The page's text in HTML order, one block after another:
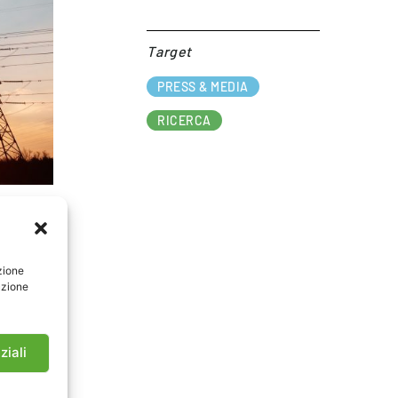
of
che
nuovi
di
Target​
PRESS & MEDIA
RICERCA